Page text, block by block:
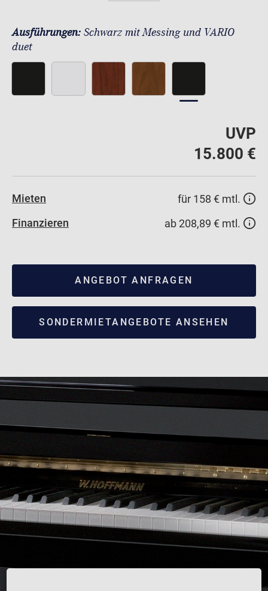
Ausführungen: Schwarz mit Messing und VARIO
duet
UVP
15.800 €
Mieten
für 158 € mtl.
Finanzieren
ab 208,89 € mtl.
ANGEBOT ANFRAGEN
SONDERMIETANGEBOTE ANSEHEN